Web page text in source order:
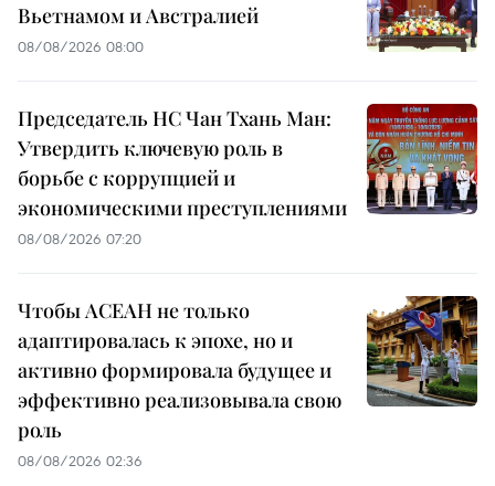
Вьетнамом и Австралией
08/08/2026 08:00
Председатель НС Чан Тхань Ман:
Утвердить ключевую роль в
борьбе с коррупцией и
экономическими преступлениями
08/08/2026 07:20
Чтобы АСЕАН не только
адаптировалась к эпохе, но и
активно формировала будущее и
эффективно реализовывала свою
роль
08/08/2026 02:36